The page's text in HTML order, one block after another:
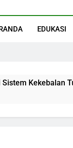
EDUKASI
Kekebalan